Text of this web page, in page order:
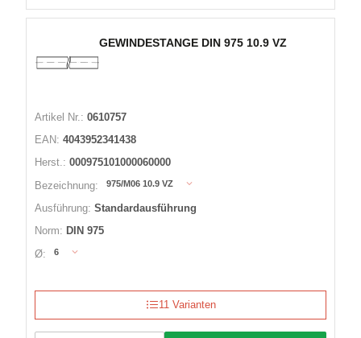
GEWINDESTANGE DIN 975 10.9 VZ
Artikel Nr.: 0610757
EAN: 4043952341438
Herst.: 000975101000060000
Bezeichnung:
975/M06 10.9 VZ
Ausführung: Standardausführung
Norm: DIN 975
Ø:
6
11 Varianten